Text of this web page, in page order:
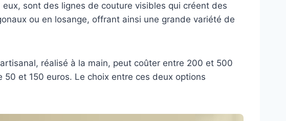
sont des lignes de couture visibles qui créent des
ou en losange, offrant ainsi une grande variété de
réalisé à la main, peut coûter entre 200 et 500
et 150 euros. Le choix entre ces deux options